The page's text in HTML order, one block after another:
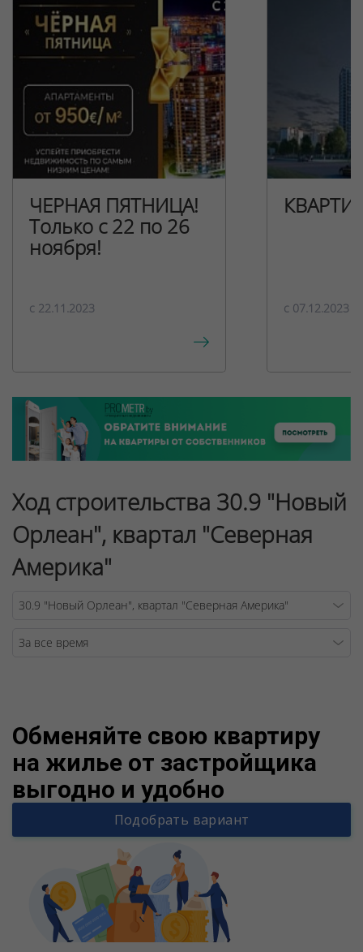
ЧЕРНАЯ ПЯТНИЦА!
Только с 22 по 26
ноября!
c 22.11.2023 c 07.12.2023
Ход строительства 30.9 "Новый
Орлеан", квартал "Северная
Америка"
Обменяйте свою квартиру
на жилье от застройщика
выгодно и удобно
Подобрать вариант